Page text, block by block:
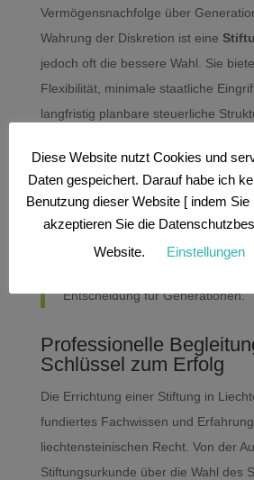
Vermögensnachfolge über
Wahrung der Diskretion ist eine
jedoch oft die bessere Wahl. Sie
Flexibilität, minimale staatliche
langfristig planbare steuerliche
ausgerichtete Personen stellt sie ein
Instrument dar.
Eine liechtensteinische Stiftung
Rechtsgebilde – sie ist eine
Entscheidung für Generationen.
Professionelle
Schlüssel zum Erfolg
Die Errichtung einer Stiftung in
fundiertes Fachwissen und
liechtensteinischen Recht. Von der
Stiftungsurkunde über die Wahl des
Diese Website nutzt Cookies und
Daten gespeichert. Darauf habe ich
Benutzung dieser Website [ indem
akzeptieren Sie die
Website.
Einstellungen